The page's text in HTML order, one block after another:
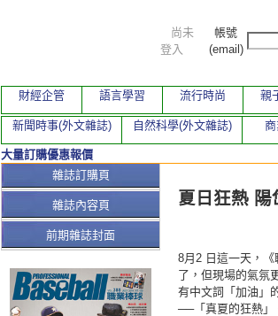
本期文章
夏日狂熱
8月2 日這一天，
了，但現場的氣氛
有中文詞「加油」
──「真夏的狂熱」
雜誌訂購頁
雜誌內容頁
前期雜誌封面
尚未
登入
帳號
(email)
財經企管
語言學習 流行時尚 親
新聞時事(外文雜誌) 自然科學(外文雜誌)
大量訂購優惠報價